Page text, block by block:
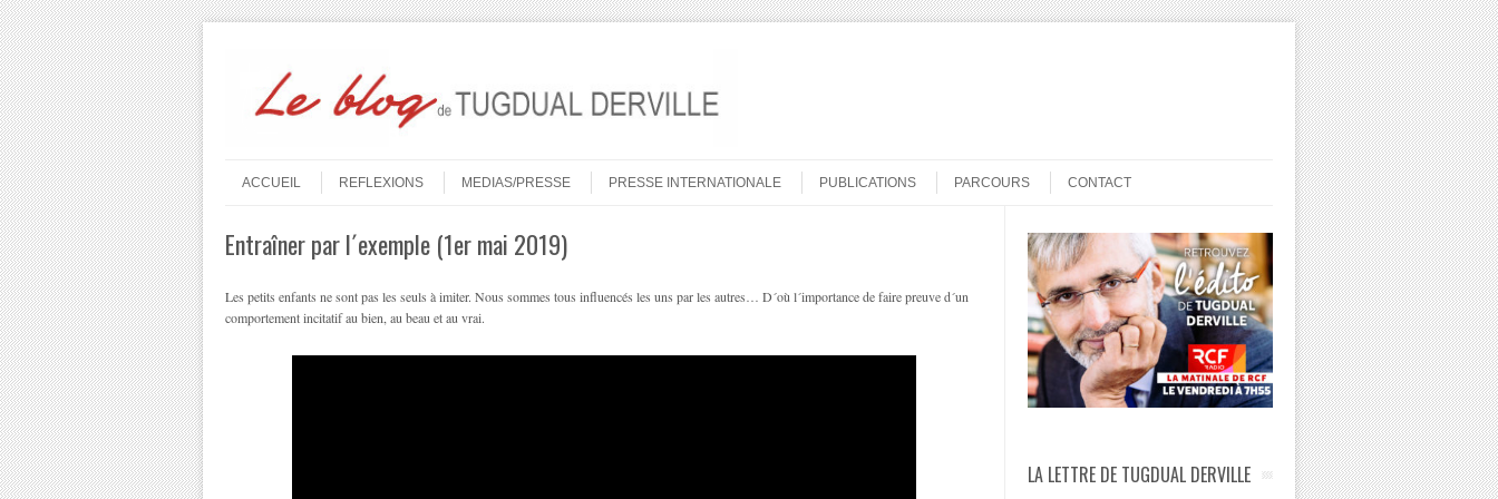
Menu
ACCUEIL
REFLEXIONS MEDIAS/PRESSE PRESSE INTERNATIONALE PUBLICATIONS PARCOURS CONTACT
Entraîner par l´exemple (1er mai 2019)
Les petits enfants ne sont pas les seuls à imiter. Nous sommes tous influencés les uns par les autres… D´où l´importance de faire preuve d´un
comportement incitatif au bien, au beau et au vrai.
LA LETTRE DE TUGDUAL DERVILLE